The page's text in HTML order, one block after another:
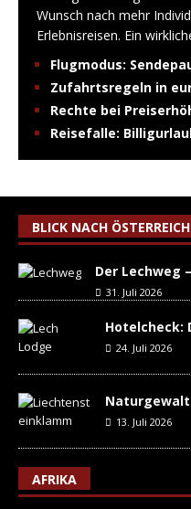
Wunsch nach mehr
Erlebnisreisen. Ein
Flugmodus:
Zufahrtsregeln in
Rechte bei
Reisefalle:
BLICK NACH ÖSTERREICH
Der Lechweg
31. Juli 2026
Hotelcheck:
24. Juli 2026
13. Juli 2026
AFRIKA